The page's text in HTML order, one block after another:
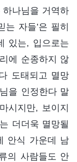
나님을 거역하
는 자들’은 필히
있는, 입으로는
에 순종하지 않
도태되고 멸망
을 인정한다 말
시지만, 보이지
더더욱 멸망될
안식 가운데 남
의 사람들도 안